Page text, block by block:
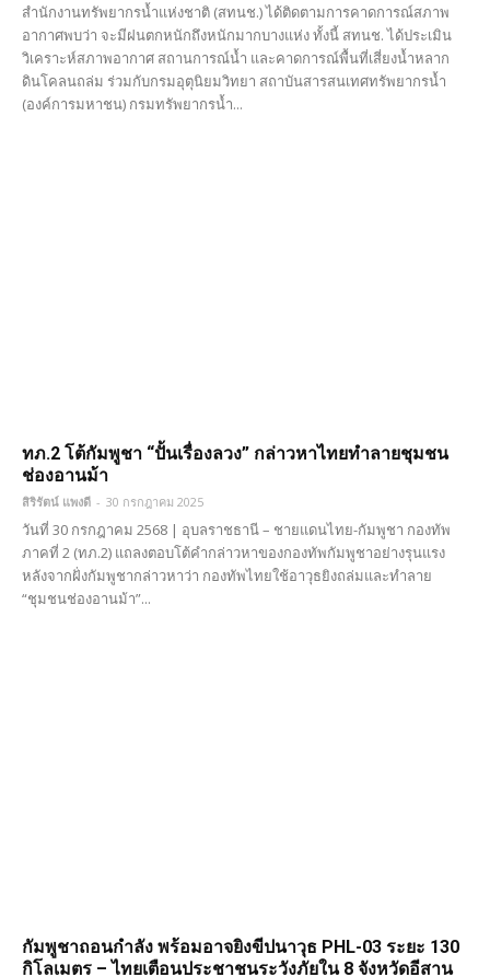
สำนักงานทรัพยากรน้ำแห่งชาติ (สทนช.) ได้ติดตามการคาดการณ์สภาพ
อากาศพบว่า จะมีฝนตกหนักถึงหนักมากบางแห่ง ทั้งนี้ สทนช. ได้ประเมิน
วิเคราะห์สภาพอากาศ สถานการณ์น้ำ และคาดการณ์พื้นที่เสี่ยงน้ำหลาก
ดินโคลนถล่ม ร่วมกับกรมอุตุนิยมวิทยา สถาบันสารสนเทศทรัพยากรน้ำ
(องค์การมหาชน) กรมทรัพยากรน้ำ...
ทภ.2 โต้กัมพูชา “ปั้นเรื่องลวง” กล่าวหาไทยทำลายชุมชน
ช่องอานม้า
สิริรัตน์ แพงดี - 30 กรกฎาคม 2025
วันที่ 30 กรกฎาคม 2568 | อุบลราชธานี – ชายแดนไทย-กัมพูชา กองทัพ
ภาคที่ 2 (ทภ.2) แถลงตอบโต้คำกล่าวหาของกองทัพกัมพูชาอย่างรุนแรง
หลังจากฝั่งกัมพูชากล่าวหาว่า กองทัพไทยใช้อาวุธยิงถล่มและทำลาย
“ชุมชนช่องอานม้า”...
กัมพูชาถอนกำลัง พร้อมอาจยิงขีปนาวุธ PHL-03 ระยะ 130
กิโลเมตร – ไทยเตือนประชาชนระวังภัยใน 8 จังหวัดอีสาน